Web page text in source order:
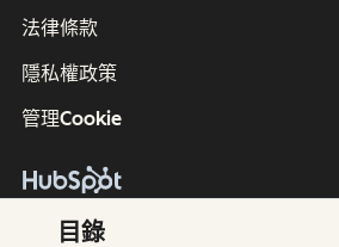
目錄
© 2026 HubSpot, Inc.
法律條款
隱私權政策
管理Cookie